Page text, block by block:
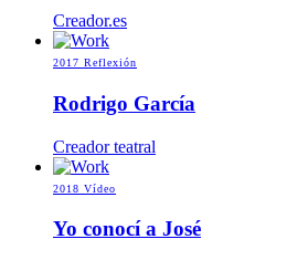
Creador.es
2017 Reflexión
Rodrigo García
Creador teatral
2018 Vídeo
Yo conocí a José